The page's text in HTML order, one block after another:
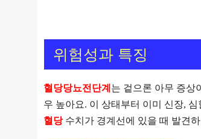
위험성과 특징
혈당당뇨전단계 는 겉으론 아무 증상
우 높아요. 이 상태부터 이미 신장, 심
혈당수치가 경계선에 있을 때 발견